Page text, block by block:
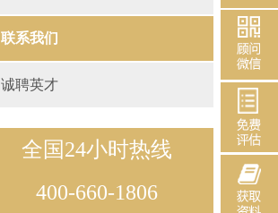
联系我们
诚聘英才
全国24小时热线
400-660-1806